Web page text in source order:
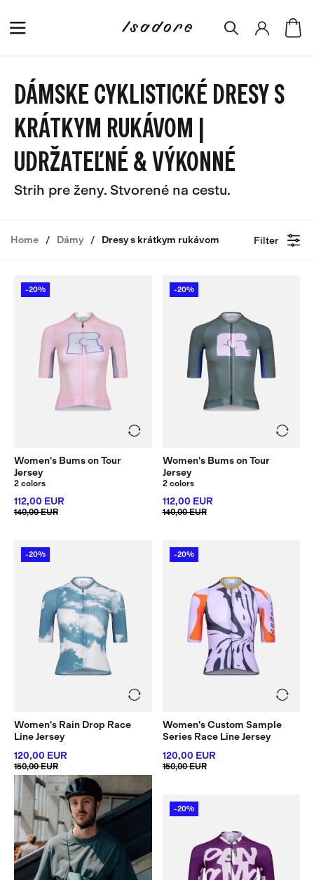
DÁMSKE CYKLISTICKÉ DRESY S
KRÁTKYM RUKÁVOM |
UDRŽATEĽNÉ & VÝKONNÉ
Strih pre ženy. Stvorené na cestu.
Home Dámy Dresy s krátkym rukávom Filter
-20%
Women's Bums on Tour
Jersey
2 colors
112,00 EUR
140,00 EUR
-20%
Women's Bums on Tour
Jersey
2 colors
112,00 EUR
140,00 EUR
-20%
Women's Rain Drop Race
Line Jersey
120,00 EUR
150,00 EUR
-20%
Women's Custom Sample
Series Race Line Jersey
120,00 EUR
150,00 EUR
-20%